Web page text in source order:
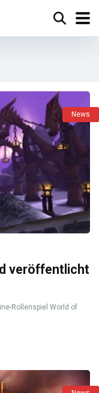
News
veröffentlicht
Rollenspiel World of